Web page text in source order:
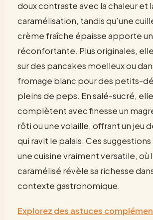
doux contraste avec la chaleur et
caramélisation, tandis qu’une
crème fraîche épaisse apporte
réconfortante. Plus originales,
sur des pancakes moelleux ou
fromage blanc pour des petits-
pleins de peps. En salé-sucré,
complètent avec finesse un
rôti ou une volaille, offrant un jeu
qui ravit le palais. Ces
une cuisine vraiment versatile, où
caramélisé révèle sa richesse
contexte gastronomique.
Explorez des astuces